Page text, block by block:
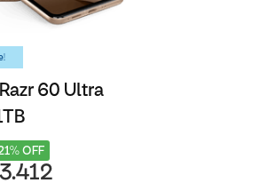
60 Ultra
OFF